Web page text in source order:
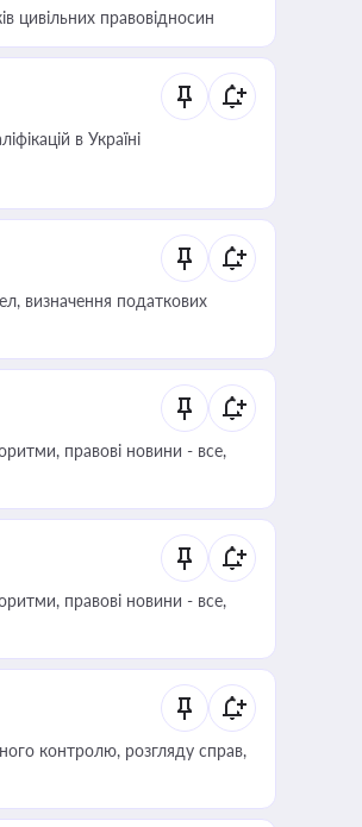
цивільних правовідносин
в Україні
визначення податкових
правові новини - все,
правові новини - все,
контролю, розгляду справ,